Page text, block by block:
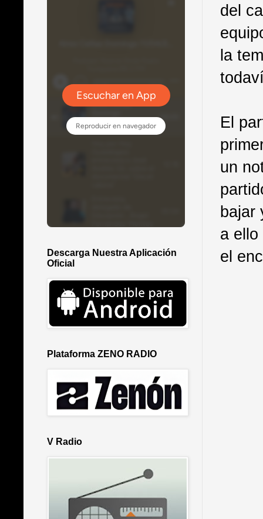
del
la
El
un
bajar
a
el
Descarga Nuestra Aplicación
Oficial
Plataforma ZENO RADIO
V Radio